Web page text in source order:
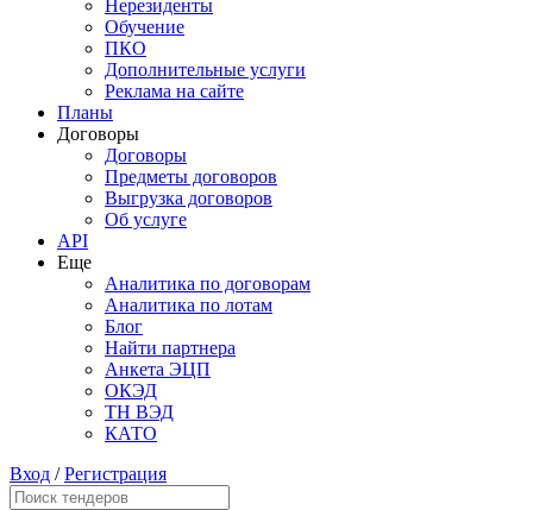
Нерезиденты
Обучение
ПКО
Дополнительные услуги
Реклама на сайте
Планы
Договоры
Договоры
Предметы договоров
Выгрузка договоров
Об услуге
API
Еще
Аналитика по договорам
Аналитика по лотам
Блог
Найти партнера
Анкета ЭЦП
ОКЭД
ТН ВЭД
КАТО
Вход /Регистрация